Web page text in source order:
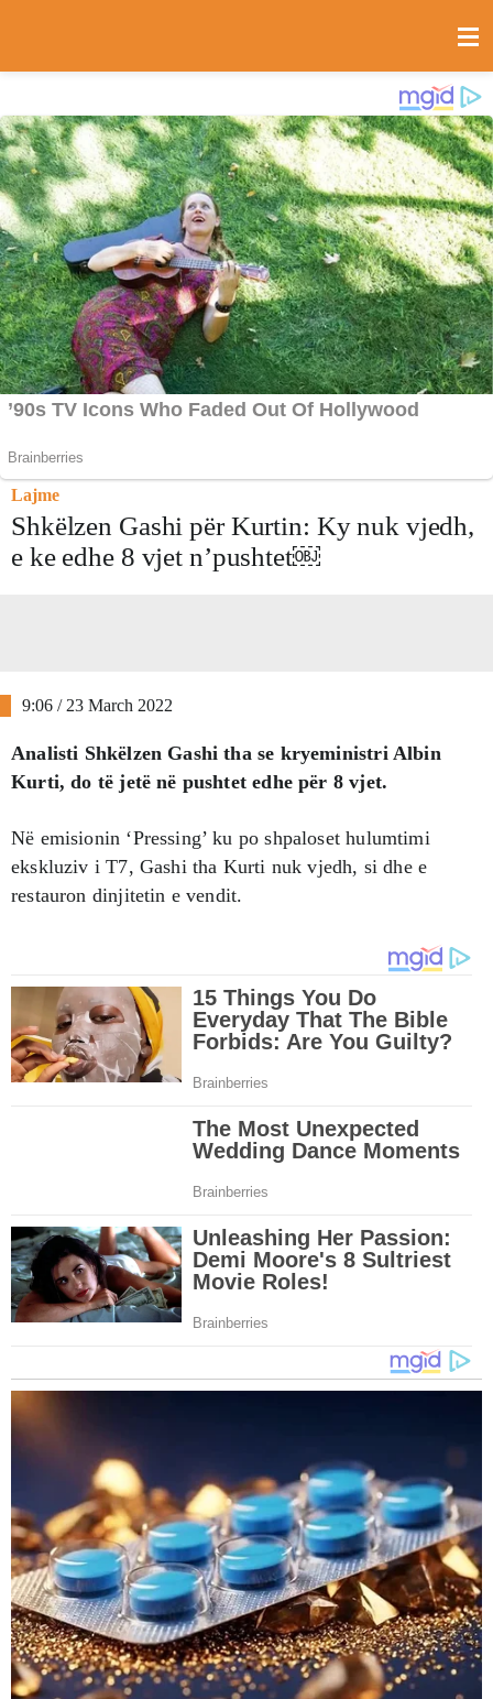
Lajme
Shkëlzen Gashi për Kurtin: Ky nuk vjedh,
e ke edhe 8 vjet n’pushtet￼
9:06 / 23 March 2022
Analisti Shkëlzen Gashi tha se kryeministri Albin
Kurti, do të jetë në pushtet edhe për 8 vjet.
Në emisionin ‘Pressing’ ku po shpaloset hulumtimi
ekskluziv i T7, Gashi tha Kurti nuk vjedh, si dhe e
restauron dinjitetin e vendit.